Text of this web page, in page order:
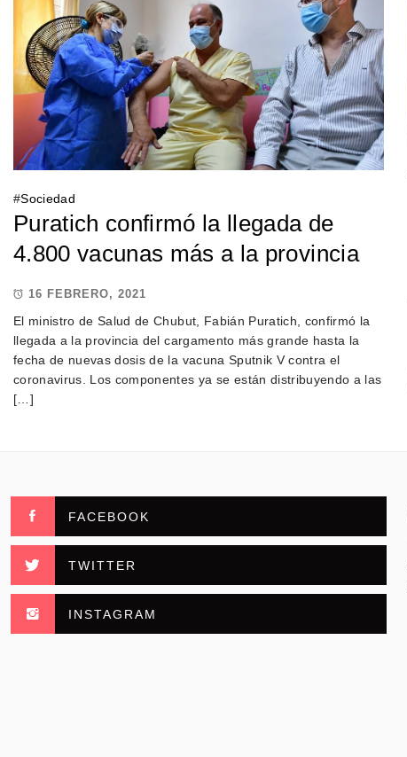
#Sociedad
Puratich confirmó la llegada de
4.800 vacunas más a la provincia
16 FEBRERO, 2021
El ministro de Salud de Chubut, Fabián Puratich, confirmó la
llegada a la provincia del cargamento más grande hasta la
fecha de nuevas dosis de la vacuna Sputnik V contra el
coronavirus. Los componentes ya se están distribuyendo a las
[…]
FACEBOOK
TWITTER
INSTAGRAM